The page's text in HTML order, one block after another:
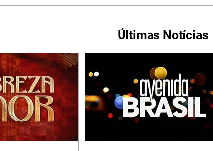
Últimas Notícias